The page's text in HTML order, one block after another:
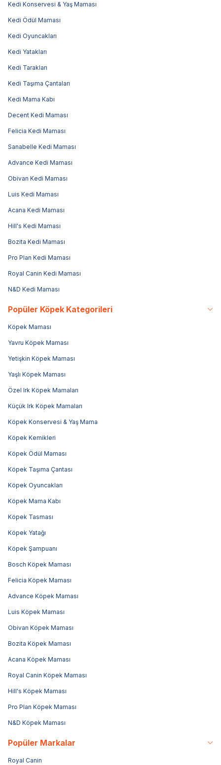
Kedi Konservesi & Yaş Maması
Kedi Ödül Maması
Kedi Oyuncakları
Kedi Yatakları
Kedi Tarakları
Kedi Taşıma Çantaları
Kedi Mama Kabı
Decent Kedi Maması
Felicia Kedi Maması
Sanabelle Kedi Maması
Advance Kedi Maması
Obivan Kedi Maması
Luis Kedi Maması
Acana Kedi Maması
Hill's Kedi Maması
Bozita Kedi Maması
Pro Plan Kedi Maması
Royal Canin Kedi Maması
N&D Kedi Maması
Popüler Köpek Kategorileri
Köpek Maması
Yavru Köpek Maması
Yetişkin Köpek Maması
Yaşlı Köpek Maması
Özel Irk Köpek Mamaları
Küçük Irk Köpek Mamaları
Köpek Konservesi & Yaş Mama
Köpek Kemikleri
Köpek Ödül Maması
Köpek Taşıma Çantası
Köpek Oyuncakları
Köpek Mama Kabı
Köpek Tasması
Köpek Yatağı
Köpek Şampuanı
Bosch Köpek Maması
Felicia Köpek Maması
Advance Köpek Maması
Luis Köpek Maması
Obivan Köpek Maması
Bozita Köpek Maması
Acana Köpek Maması
Royal Canin Köpek Maması
Hill's Köpek Maması
Pro Plan Köpek Maması
N&D Köpek Maması
Popüler Markalar
Royal Canin